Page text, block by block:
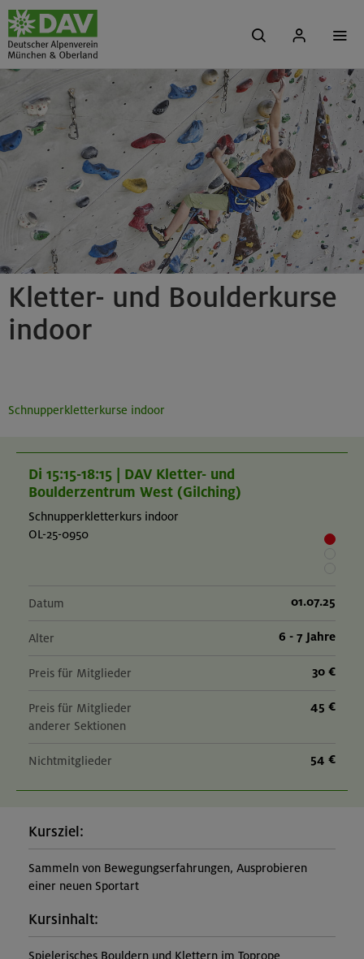
Kletter- und Boulderkurse
indoor
Schnupperkletterkurse indoor
Di 15:15-18:15 | DAV Kletter- und
Boulderzentrum West (Gilching)
Schnupperkletterkurs indoor
OL-25-0950
Datum 01.07.25
Alter 6 - 7 Jahre
Preis für Mitglieder 30 €
Preis für Mitglieder
anderer Sektionen
45 €
Nichtmitglieder 54 €
Kursziel:
Sammeln von Bewegungserfahrungen, Ausprobieren
einer neuen Sportart
Kursinhalt:
Spielerisches Bouldern und Klettern im Toprope